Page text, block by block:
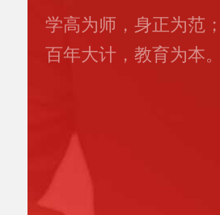
学高为师，身正为范；
百年大计，教育为本。